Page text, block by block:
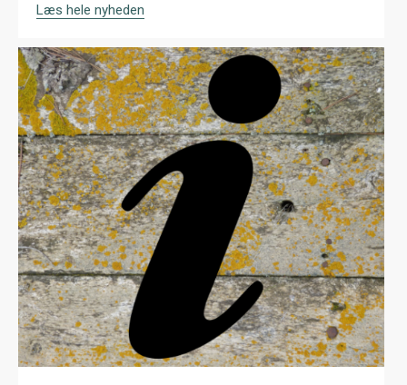
Læs hele nyheden